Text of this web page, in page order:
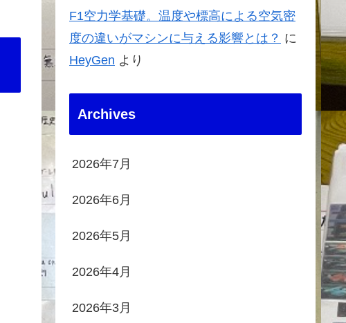
F1空力学基礎。温度や標高による空気密
度の違いがマシンに与える影響とは？ に
HeyGen より
Archives
2026年7月
2026年6月
2026年5月
2026年4月
2026年3月